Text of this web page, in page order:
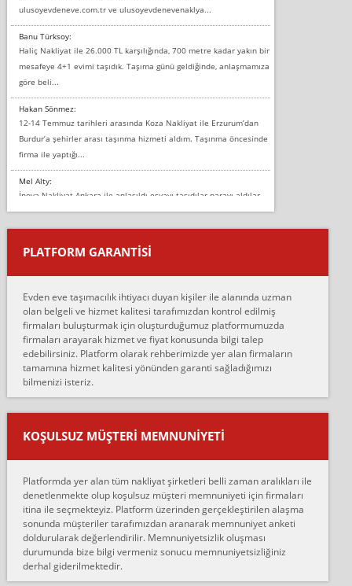
ulusoyevdeneve.com.tr ve ulusoyevdenevenaklya...
Banu Türksoy:
Haliç Nakliyat ile 26.000 TL karşılığında, 700 metre kadar yakın bir
mesafeye 4+1 evimi taşıdık. Taşıma günü geldiğinde, anlaşmamıza
göre beli...
Hakan Sönmez:
12-14 Temmuz tarihleri arasında Koza Nakliyat ile Erzurum’dan
Burdur’a şehirler arası taşınma hizmeti aldım. Taşınma öncesinde
firma ile yaptığı...
Mel Alty:
İnova Nakliyat Ankara ile anlaşıldı eşyayı taşıdılar parayı aldılar.
Salon duvarına bir baktım birisi boydan alüminyum renkli bantı
yapıştırm...
Murat:
çalıştıklarını, müş...
Ahmet:
Lüleburgaz güngünes evden eve naklyat eşyalarımı taşımak için
anlaştık sabah eve geldiklerinde de eşyalarımı düzgün şekilde
sarcaz demelerine r...
mehmet güldü:
Ankara ALİCANLAR NAKLİYAT Tutarsız ve ticari ahlak problemleri
var verdikleri fiyat teklifini arttırdılar. Sonrasında taşıma gününde
oldukça tutarsı...
Ankara Alicanlar naklyat tel 5465524025. 2600 TL'ye ankaradan
Konya ya Alicanlar naklyat la anlaştık bu şahıs evin taşınacağı gün
fiyatın mazoto gele...
Fatih kokmese:
Diyarbakır dan eşyamı getirtmek için anlaştım sözleşme yaptım.
Son anda fiyat artırdılar.. mecburiyetten tasittim.. bu kişiler ağrılı
PLATFORM GARANTİSİ
Evden eve taşımacılık ihtiyacı duyan kişiler ile alanında uzman
olan belgeli ve hizmet kalitesi tarafımızdan kontrol edilmiş
firmaları buluşturmak için oluşturduğumuz platformumuzda
firmaları arayarak hizmet ve fiyat konusunda bilgi talep
edebilirsiniz. Platform olarak rehberimizde yer alan firmaların
tamamına hizmet kalitesi yönünden garanti sağladığımızı
bilmenizi isteriz.
KOŞULSUZ MÜŞTERI MEMNUNIYETI
Platformda yer alan tüm nakliyat şirketleri belli zaman aralıkları ile
denetlenmekte olup koşulsuz müşteri memnuniyeti için firmaları
itina ile seçmekteyiz. Platform üzerinden gerçekleştirilen alaşma
sonunda müşteriler tarafımızdan aranarak memnuniyet anketi
doldurularak değerlendirilir. Memnuniyetsizlik oluşması
durumunda bize bilgi vermeniz sonucu memnuniyetsizliğiniz
derhal giderilmektedir.